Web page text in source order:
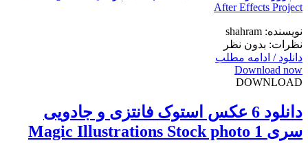
نویسنده: shahram
نظرات: بدون نظر
دانلود / ادامه مطلب
Download now
DOWNLOAD
دانلود 6 عکس استوک فانتزی و جادویی
سری 1 Magic Illustrations Stock photo